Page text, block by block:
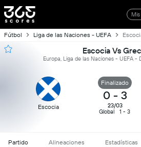
Fútbol Liga de las Naciones - UEFA
Escocia Vs
Europa, Liga de las Naciones - UEFA -
Escocia
Finalizado
0 - 3
23/03
Global
1 - 3
Partido Alineaciones Estadísticas